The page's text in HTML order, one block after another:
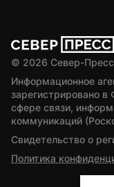
© 2026 Север-
Информационное
зарегистрировано
сфере связи,
коммуникаций
Свидетельство о
Политика